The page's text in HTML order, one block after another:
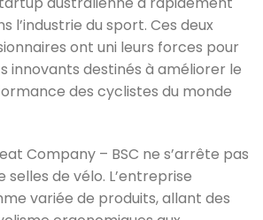
l’industrie du sport. Ces deux
ont uni leurs forces pour
innovants destinés à améliorer le
des cyclistes du monde
Company – BSC ne s’arrête pas
de vélo. L’entreprise
variée de produits, allant des